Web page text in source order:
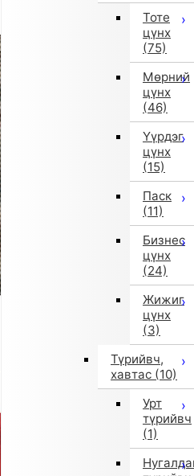
Тоте
цүнх
(75)
Мөрний
цүнх
(46)
Үүрдэг
цүнх
(15)
Паск
(11)
Бизнес
цүнх
(24)
Жижиг
цүнх
(3)
Түрийвч,
хавтас (10)
Урт
түрийвч
(1)